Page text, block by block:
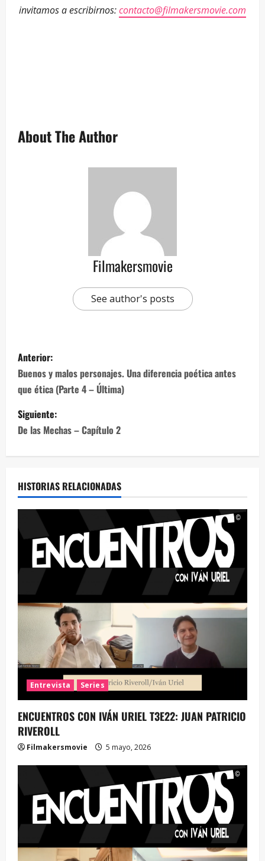
invitamos a escribirnos:contacto@filmakersmovie.com
About The Author
Filmakersmovie
See author's posts
Anterior:
Buenos y malos personajes. Una diferencia poética antes
que ética (Parte 4 – Última)
Siguiente:
De las Mechas – Capítulo 2
HISTORIAS RELACIONADAS
Entrevista Series
ENCUENTROS CON IVÁN URIEL T3E22: JUAN PATRICIO
RIVEROLL
Filmakersmovie 5 mayo, 2026